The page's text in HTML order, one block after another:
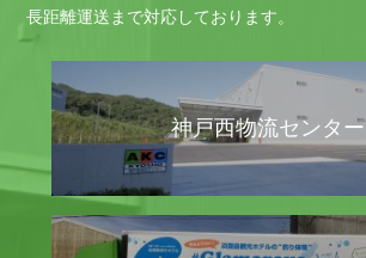
長距離運送まで対応しております。
神戸西物流センター